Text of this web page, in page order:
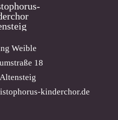
Weible
18
kinderchor.de